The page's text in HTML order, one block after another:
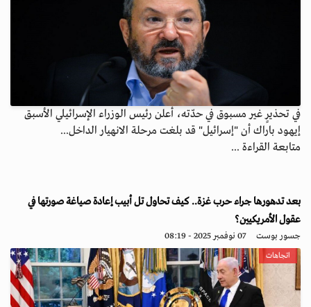
في تحذيرٍ غير مسبوق في حدّته، أعلن رئيس الوزراء الإسرائيلي الأسبق
إيهود باراك أن "إسرائيل" قد بلغت مرحلة الانهيار الداخل...
متابعة القراءة ...
بعد تدهورها جراء حرب غزة.. كيف تحاول تل أبيب إعادة صياغة صورتها في
عقول الأمريكيين؟
جسور بوست 07 نوفمبر 2025 - 08:19
اتجاهات